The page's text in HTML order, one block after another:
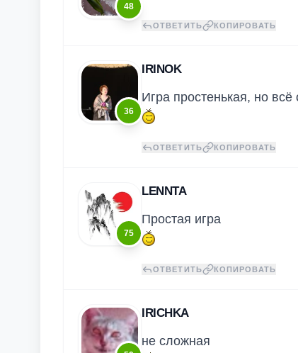
48
ОТВЕТИТЬ КОПИРОВАТЬ
36
IRINOK
Игра простенькая, но
ОТВЕТИТЬ КОПИРОВАТЬ
75
LENNTA
Простая игра
ОТВЕТИТЬ КОПИРОВАТЬ
IRICHKA
не сложная